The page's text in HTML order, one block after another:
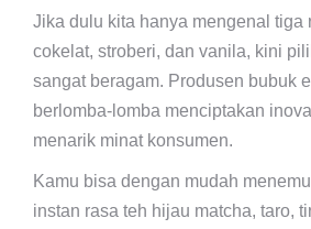
Jika dulu kita hanya mengenal tiga
cokelat, stroberi, dan vanila, kini
sangat beragam. Produsen bubuk
berlomba-lomba menciptakan
menarik minat konsumen.
Kamu bisa dengan mudah
instan rasa teh hijau matcha, taro,